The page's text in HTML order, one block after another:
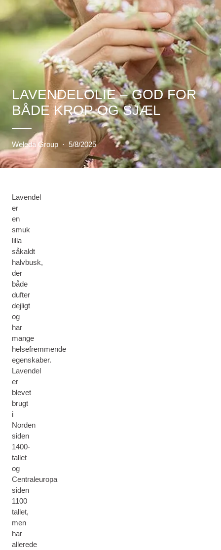
LAVENDELOLIE – GOD FOR
BÅDE KROP OG SJÆL
Weleda Group · 5/8/2025
Lavendel
er
en
smuk
lilla
såkaldt
halvbusk,
der
både
dufter
dejligt
og
har
mange
helsefremmende
egenskaber.
Lavendel
er
blevet
brugt
i
Norden
siden
1400-
tallet
og
Centraleuropa
siden
1100
tallet,
men
har
allerede